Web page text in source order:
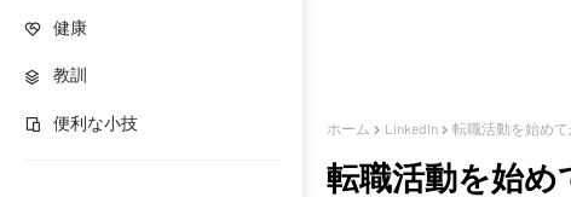
健康
教訓
便利な小技 ホーム LinkedIn 転職活動を始め
転職活動を始め